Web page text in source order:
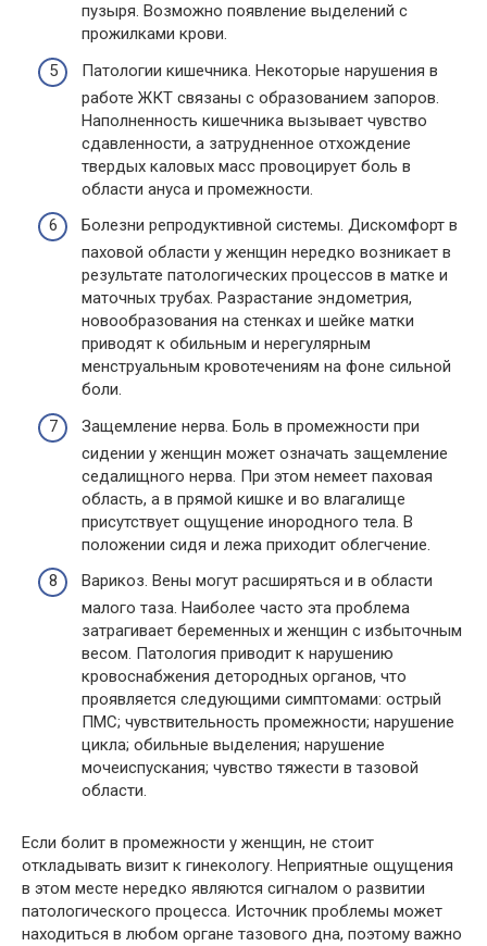
пузыря. Возможно появление выделений с
прожилками крови.
Патологии кишечника. Некоторые нарушения в
работе ЖКТ связаны с образованием запоров.
Наполненность кишечника вызывает чувство
сдавленности, а затрудненное отхождение
твердых каловых масс провоцирует боль в
области ануса и промежности.
Болезни репродуктивной системы. Дискомфорт в
паховой области у женщин нередко возникает в
результате патологических процессов в матке и
маточных трубах. Разрастание эндометрия,
новообразования на стенках и шейке матки
приводят к обильным и нерегулярным
менструальным кровотечениям на фоне сильной
боли.
Защемление нерва. Боль в промежности при
сидении у женщин может означать защемление
седалищного нерва. При этом немеет паховая
область, а в прямой кишке и во влагалище
присутствует ощущение инородного тела. В
положении сидя и лежа приходит облегчение.
Варикоз. Вены могут расширяться и в области
малого таза. Наиболее часто эта проблема
затрагивает беременных и женщин с избыточным
весом. Патология приводит к нарушению
кровоснабжения детородных органов, что
проявляется следующими симптомами: острый
ПМС; чувствительность промежности; нарушение
цикла; обильные выделения; нарушение
мочеиспускания; чувство тяжести в тазовой
области.
Если болит в промежности у женщин, не стоит
откладывать визит к гинекологу. Неприятные ощущения
в этом месте нередко являются сигналом о развитии
патологического процесса. Источник проблемы может
находиться в любом органе тазового дна, поэтому важно